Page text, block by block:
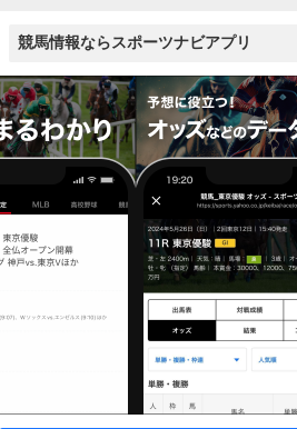
競馬情報ならスポーツナビアプリ